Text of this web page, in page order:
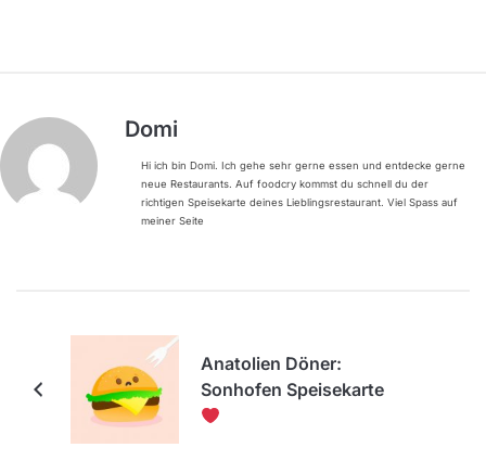
Domi
Hi ich bin Domi. Ich gehe sehr gerne essen und entdecke gerne
neue Restaurants. Auf foodcry kommst du schnell du der
richtigen Speisekarte deines Lieblingsrestaurant. Viel Spass auf
meiner Seite
Anatolien Döner:
Sonhofen Speisekarte